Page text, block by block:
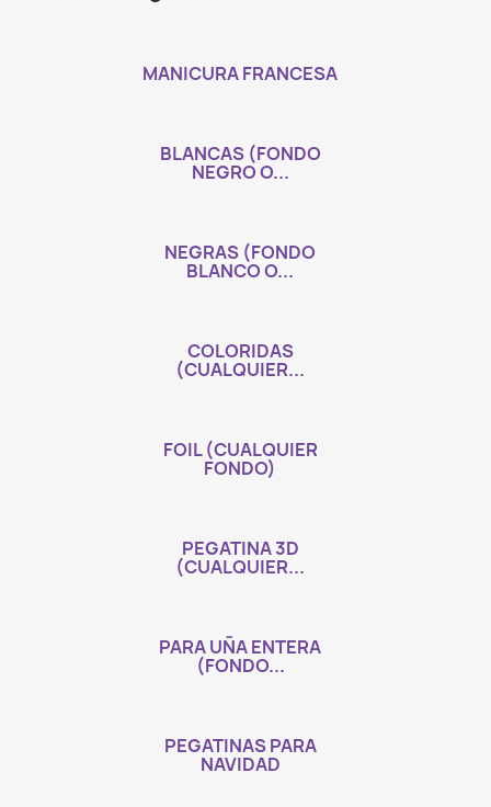
MANICURA FRANCESA
BLANCAS (FONDO
NEGRO O...
NEGRAS (FONDO
BLANCO O...
COLORIDAS
(CUALQUIER...
FOIL (CUALQUIER
FONDO)
PEGATINA 3D
(CUALQUIER...
PARA UÑA ENTERA
(FONDO...
PEGATINAS PARA
NAVIDAD